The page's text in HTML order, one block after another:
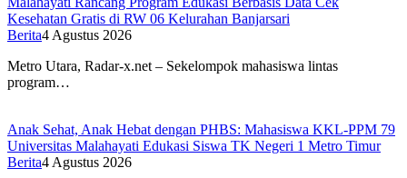
Kesehatan Gratis di RW 06 Kelurahan Banjarsari
Berita4 Agustus 2026
Metro Utara, Radar-x.net – Sekelompok mahasiswa lintas
program…
Anak Sehat, Anak Hebat dengan PHBS: Mahasiswa KKL-PPM 79
Universitas Malahayati Edukasi Siswa TK Negeri 1 Metro Timur
Berita4 Agustus 2026